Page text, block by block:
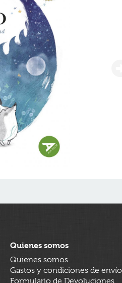
Quienes somos
Quienes somos
Gastos y condiciones de envío
Formulario de Devoluciones